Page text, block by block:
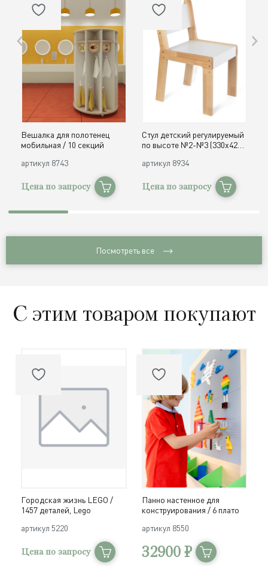
Вешалка для полотенец
мобильная / 10 секций
артикул 8743
Цена по запросу
Стул детский регулируемый
по высоте №2-№3 (330х420,
артикул 8934
Цена по запросу
Посмотреть все
С этим товаром покупают
Городская жизнь LEGO /
1457 деталей, Lego
артикул 5220
Цена по запросу
Панно настенное для
конструирования / 6 плато
артикул 8550
32900 ₽